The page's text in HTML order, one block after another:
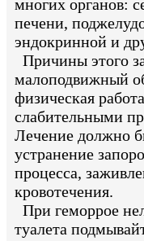
многих органов:
печени,
эндокринной и
Причины этого
малоподвижный
физическая
слабительными
Лечение должно
устранение
процесса,
кровотечения.
При геморрое
туалета